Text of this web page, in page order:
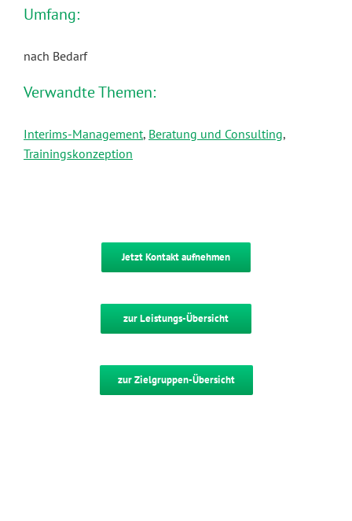
Umfang:
nach Bedarf
Verwandte Themen:
Interims-Management, Beratung und Consulting,
Trainingskonzeption
Jetzt Kontakt aufnehmen
zur Leistungs-Übersicht
zur Zielgruppen-Übersicht